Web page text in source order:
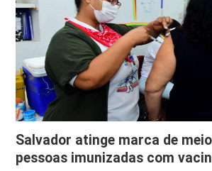
Salvador atinge marca de
pessoas imunizadas com